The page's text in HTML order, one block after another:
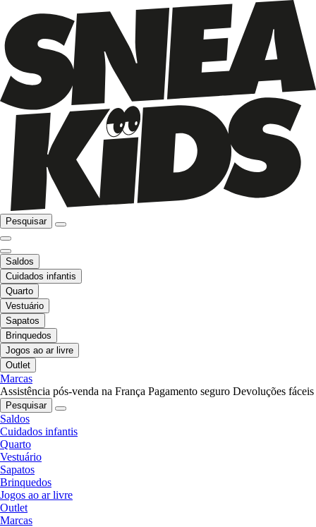
Pesquisar
Saldos
Cuidados infantis
Quarto
Vestuário
Sapatos
Brinquedos
Jogos ao ar livre
Outlet
Marcas
Assistência pós-venda na França Pagamento seguro Devoluções fáceis
Pesquisar
Saldos
Cuidados infantis
Quarto
Vestuário
Sapatos
Brinquedos
Jogos ao ar livre
Outlet
Marcas